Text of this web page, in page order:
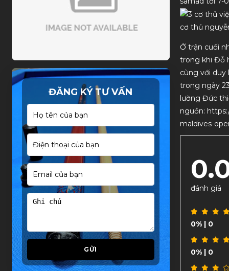
ĐĂNG KÝ TƯ VẤN
GỬI
cơ thủ
Ở trận cuối
trong khi Đỗ
cùng với duy
trong ngày
lường Đức
nguồn:
maldives-
đánh giá
0% | 0
0% | 0